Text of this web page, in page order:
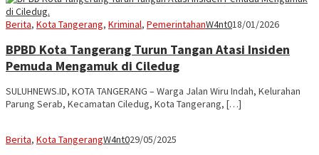
Berita, Kota Tangerang, Kriminal, PemerintahanW4nt018/01/2026
BPBD Kota Tangerang Turun Tangan Atasi Insiden
Pemuda Mengamuk di Ciledug
SULUHNEWS.ID, KOTA TANGERANG – Warga Jalan Wiru Indah, Kelurahan
Parung Serab, Kecamatan Ciledug, Kota Tangerang, […]
Berita, Kota TangerangW4nt029/05/2025